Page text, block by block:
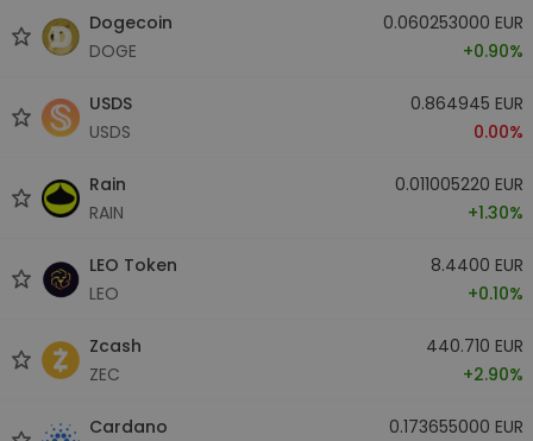
Dogecoin
DOGE
0.060253000 EUR
+0.90%
USDS
USDS
0.864945 EUR
0.00%
Rain
RAIN
0.011005220 EUR
+1.30%
LEO Token
LEO
8.4400 EUR
+0.10%
Zcash
ZEC
440.710 EUR
+2.90%
Cardano
0.173655000 EUR